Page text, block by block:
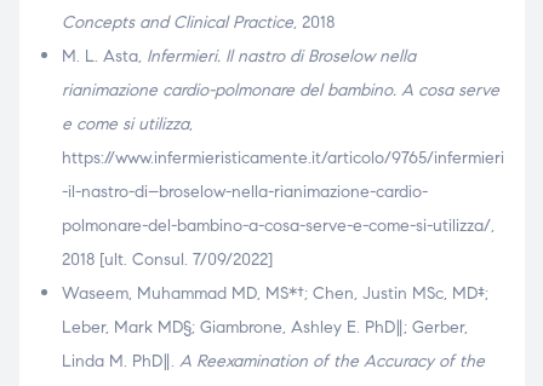
Concepts and Clinical Practice, 2018
M. L. Asta, Infermieri. Il nastro di Broselow nella
rianimazione cardio-polmonare del bambino. A cosa serve
e come si utilizza,
https://www.infermieristicamente.it/articolo/9765/infermieri
-il-nastro-di–broselow-nella-rianimazione-cardio-
polmonare-del-bambino-a-cosa-serve-e-come-si-utilizza/,
2018 [ult. Consul. 7/09/2022]
Waseem, Muhammad MD, MS*†; Chen, Justin MSc, MD‡;
Leber, Mark MD§; Giambrone, Ashley E. PhD∥; Gerber,
Linda M. PhD∥. A Reexamination of the Accuracy of the